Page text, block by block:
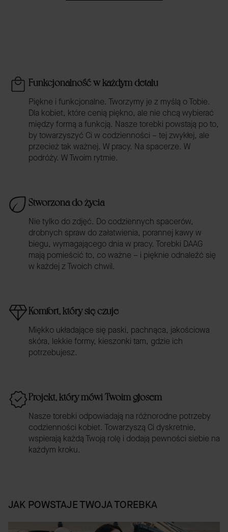
Funkcjonalność w każdym detalu
Piękne i funkcjonalne. Tworzymy je z myślą o Tobie.
Dla kobiet, które cenią piękno, ale nie chcą wybierać
między formą a funkcją. Nasze torebki powstają po to,
by towarzyszyć Ci w codzienności – tej zwykłej, ale
przecież tak ważnej. W pracy. Na spacerze. W
podróży. W Twoim rytmie.
Stworzona do życia
Nie tylko do zdjęć. Do codziennych spacerów,
drobnych spraw do załatwienia, porannej kawy w
biegu, wymagającego dnia w pracy. Torebki DAAG
mają pomieścić to, co ważne – i pięknie odnaleźć się
w każdej z Twoich chwil.
Komfort, który się czuje
Miękko układające się paski, pachnąca, jakościowa
skóra, lekkie formy, kieszonki tam, gdzie ich
potrzebujesz.
Projekt, który mówi Twoim głosem
Nasze torebki odpowiadają na różnorodne potrzeby
codzienności kobiet. Towarzyszą Ci dyskretnie,
wspierają każdą Twoją rolę i dodają pewności siebie na
każdym kroku.
JAK POWSTAJE TWOJA TOREBKA